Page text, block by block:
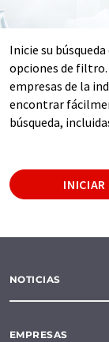
Inicie su
opciones de filtro.
empresas de la
encontrar
búsqueda,
INICIAR
NOTICIAS
EMPRESAS